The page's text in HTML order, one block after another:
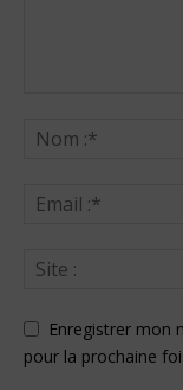
Enregistrer mon
pour la prochaine